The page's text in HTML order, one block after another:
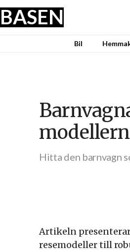
BASEN
Bil
Hitta den barnvagn
Artikeln
resemodeller till